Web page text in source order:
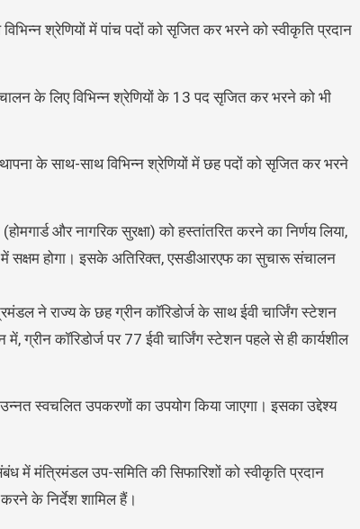
श्रेणियों में पांच पदों को सृजित कर भरने को स्वीकृति प्रदान
के लिए विभिन्न श्रेणियों के 13 पद सृजित कर भरने को भी
के साथ-साथ विभिन्न श्रेणियों में छह पदों को सृजित कर भरने
और नागरिक सुरक्षा) को हस्तांतरित करने का निर्णय लिया,
सक्षम होगा। इसके अतिरिक्त, एसडीआरएफ का सुचारू संचालन
ने राज्य के छह ग्रीन कॉरिडोर्ज के साथ ईवी चार्जिंग स्टेशन
ग्रीन कॉरिडोर्ज पर 77 ईवी चार्जिंग स्टेशन पहले से ही कार्यशील
स्वचलित उपकरणों का उपयोग किया जाएगा। इसका उद्देश्य
में मंत्रिमंडल उप-समिति की सिफारिशों को स्वीकृति प्रदान
के निर्देश शामिल हैं।